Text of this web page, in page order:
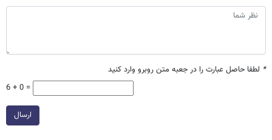
* لطفا حاصل عبارت را در جعبه متن روبرو وارد کنید
6 + 0 =
ارسال